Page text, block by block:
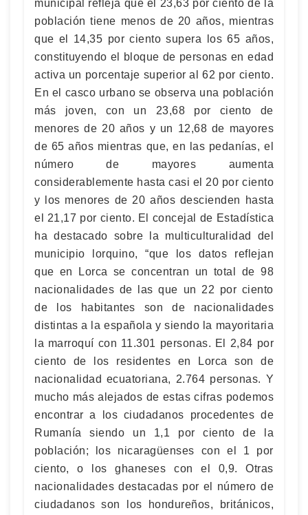
municipal refleja que el 23,63 por ciento de la
población tiene menos de 20 años, mientras
que el 14,35 por ciento supera los 65 años,
constituyendo el bloque de personas en edad
activa un porcentaje superior al 62 por ciento.
En el casco urbano se observa una población
más joven, con un 23,68 por ciento de
menores de 20 años y un 12,68 de mayores
de 65 años mientras que, en las pedanías, el
número de mayores aumenta
considerablemente hasta casi el 20 por ciento
y los menores de 20 años descienden hasta
el 21,17 por ciento. El concejal de Estadística
ha destacado sobre la multiculturalidad del
municipio lorquino, “que los datos reflejan
que en Lorca se concentran un total de 98
nacionalidades de las que un 22 por ciento
de los habitantes son de nacionalidades
distintas a la española y siendo la mayoritaria
la marroquí con 11.301 personas. El 2,84 por
ciento de los residentes en Lorca son de
nacionalidad ecuatoriana, 2.764 personas. Y
mucho más alejados de estas cifras podemos
encontrar a los ciudadanos procedentes de
Rumanía siendo un 1,1 por ciento de la
población; los nicaragüenses con el 1 por
ciento, o los ghaneses con el 0,9. Otras
nacionalidades destacadas por el número de
ciudadanos son los hondureños, británicos,